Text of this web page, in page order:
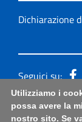
Dichiarazione
Seguici su:
Accessibilità:
Utilizziamo i
possa avere la
nostro sito. Se